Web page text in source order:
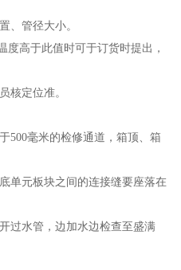
、管径大小。
高于此值时可于订货时提出，
核定位准。
500毫米的检修通道，箱顶、箱
单元板块之间的连接缝要座落在
过水管，边加水边检查至盛满